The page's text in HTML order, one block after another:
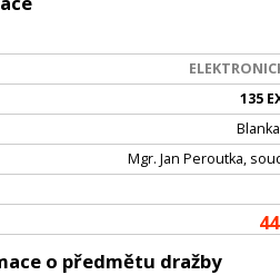
135
Mgr. Jan Peroutka,
o předmětu dražby